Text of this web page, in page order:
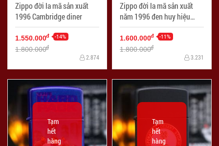
Zippo đời la mã sản xuất
1996 Cambridge diner
1.550.000đ -14%
1.800.000đ
2.874
Zippo đời la mã sản xuất
năm 1996 đen huy hiệu
zippo
1.600.000đ -11%
1.800.000đ
3.231
Tạm
hết
hàng
Tạm
hết
hàng